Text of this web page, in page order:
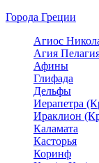
Города Греции
Агиос
Агия
Афины
Глифада
Дельфы
Иерапетра
Ираклион
Каламата
Касторья
Коринф